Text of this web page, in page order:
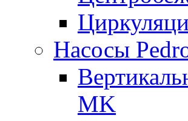
Насосы
MK